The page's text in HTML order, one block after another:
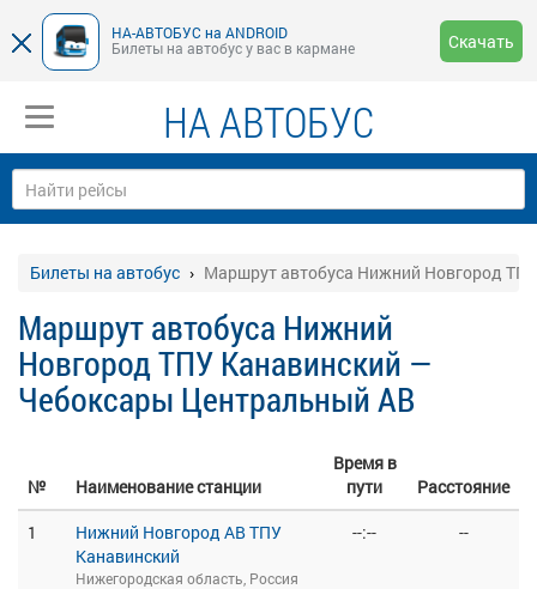
НА-АВТОБУС на ANDROID
Билеты на автобус у вас в кармане
Скачать
НА АВТОБУС
Билеты на автобус Маршрут автобуса Нижний Новгород
Маршрут автобуса Нижний
Новгород ТПУ Канавинский —
Чебоксары Центральный АВ
№ Наименование станции
Время в
пути
Расстояние
1
Нижний Новгород АВ ТПУ
Канавинский
Нижегородская область, Россия
--:-- --